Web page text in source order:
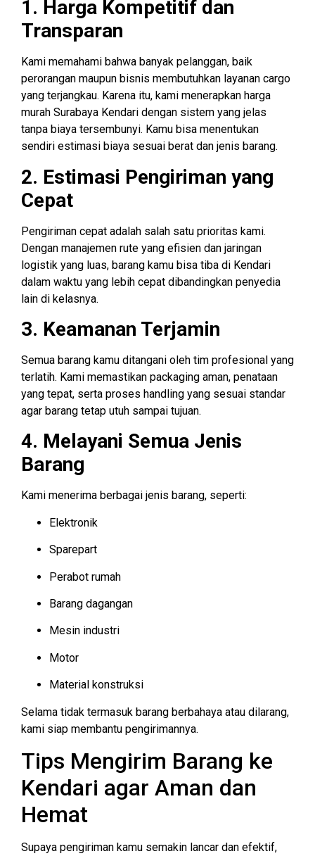
1. Harga Kompetitif dan
Transparan
Kami memahami bahwa banyak pelanggan, baik
perorangan maupun bisnis membutuhkan layanan cargo
yang terjangkau. Karena itu, kami menerapkan harga
murah Surabaya Kendari dengan sistem yang jelas
tanpa biaya tersembunyi. Kamu bisa menentukan
sendiri estimasi biaya sesuai berat dan jenis barang.
2. Estimasi Pengiriman yang
Cepat
Pengiriman cepat adalah salah satu prioritas kami.
Dengan manajemen rute yang efisien dan jaringan
logistik yang luas, barang kamu bisa tiba di Kendari
dalam waktu yang lebih cepat dibandingkan penyedia
lain di kelasnya.
3. Keamanan Terjamin
Semua barang kamu ditangani oleh tim profesional yang
terlatih. Kami memastikan packaging aman, penataan
yang tepat, serta proses handling yang sesuai standar
agar barang tetap utuh sampai tujuan.
4. Melayani Semua Jenis
Barang
Kami menerima berbagai jenis barang, seperti:
Elektronik
Sparepart
Perabot rumah
Barang dagangan
Mesin industri
Motor
Material konstruksi
Selama tidak termasuk barang berbahaya atau dilarang,
kami siap membantu pengirimannya.
Tips Mengirim Barang ke
Kendari agar Aman dan
Hemat
Supaya pengiriman kamu semakin lancar dan efektif,